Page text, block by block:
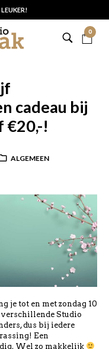
0
cadeau bij
€20,-!
ALGEMEEN
je tot en met zondag 10
Studio
dus bij iedere
Een
Wel zo makkelijk